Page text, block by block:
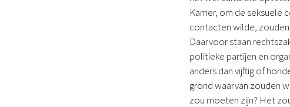
Kamer, om de seksuele
contacten wilde,
Daarvoor staan
politieke partijen en
anders dan vijftig of
grond waarvan zouden
zou moeten zijn? Het